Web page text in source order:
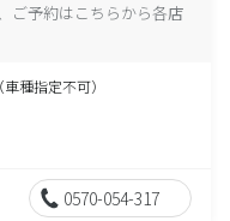
ご予約はこちらから各店
種指定不可）
0570-054-317